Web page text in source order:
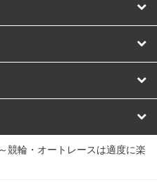
取手競輪場 宇都宮競輪場
輪・オートレースは適度に楽